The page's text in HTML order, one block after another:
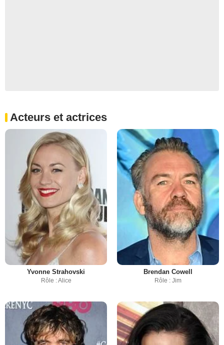
Acteurs et actrices
Yvonne Strahovski
Rôle : Alice
Brendan Cowell
Rôle : Jim